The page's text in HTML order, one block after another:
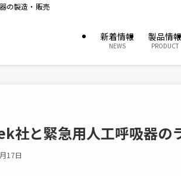
の製造・販売
新着情報
NEWS
製品情報
PRODUCT
社と緊急用人工呼吸器の
17日